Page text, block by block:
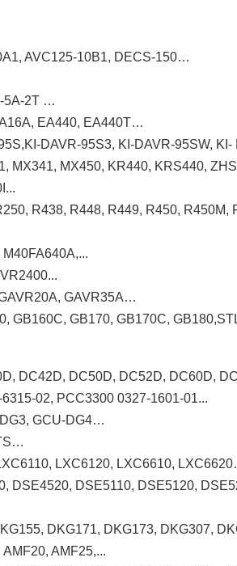
AVC125-10B1, DECS-150…
5A-2T …
EA440, EA440T…
DAVR-95S3, KI-DAVR-95SW,
MX341, MX450, KR440, KRS440,
R438, R448, R449, R450, R450M,
GAVR35A…
GB160C, GB170, GB170C,
DC42D, DC50D, DC52D, DC60D,
02, PCC3300 0327-1601-01...
GCU-DG4…
LXC6120, LXC6610,
DSE4520, DSE5110, DSE5120,
DKG171, DKG173, DKG307,
AMF25,...